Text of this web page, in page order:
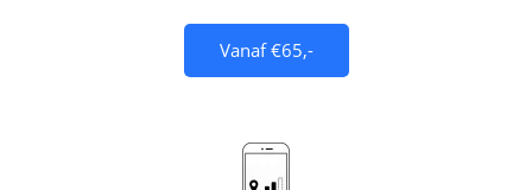
Vanaf €65,-